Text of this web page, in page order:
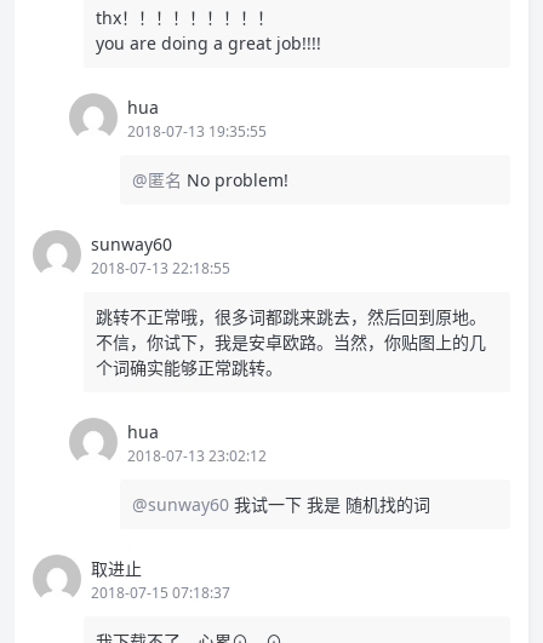
thx！！！！！！！！！
you are doing a great job!!!!
hua
2018-07-13 19:35:55
@匿名 No problem!
sunway60
2018-07-13 22:18:55
跳转不正常哦，很多词都跳来跳去，然后回到原地。
不信，你试下，我是安卓欧路。当然，你贴图上的几
个词确实能够正常跳转。
hua
2018-07-13 23:02:12
@sunway60 我试一下 我是 随机找的词
取进止
2018-07-15 07:18:37